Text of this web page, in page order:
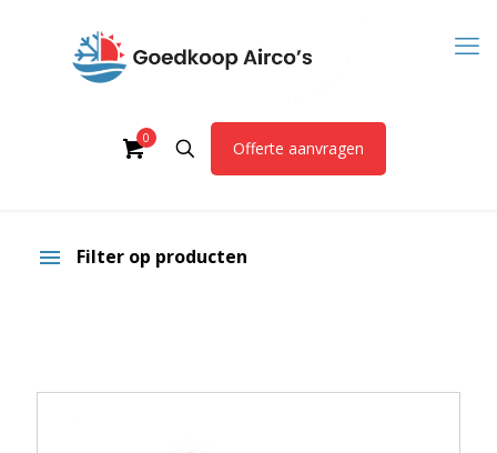
0
Offerte aanvragen
Filter op producten